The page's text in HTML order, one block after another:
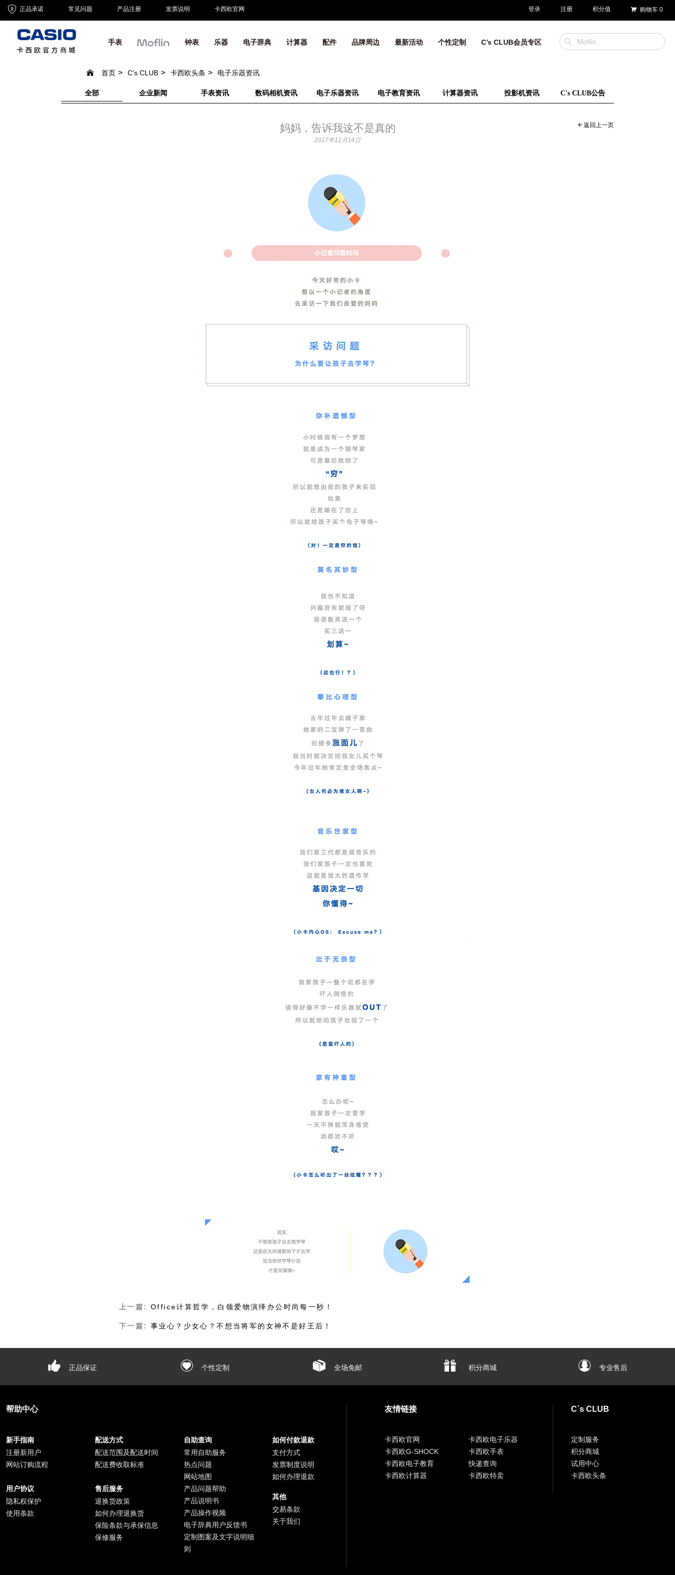
正品承诺 常见问题 产品注册 发票说明 卡西欧官网 登录 注册 积分值 购物车 0
手表 钟表 乐器 电子辞典 计算器 配件 品牌周边 最新活动 个性定制 C’s CLUB会员专区
首页 C's CLUB 卡西欧头条 电子乐器资讯
全部 企业新闻 手表资讯 数码相机资讯 电子乐器资讯 电子教育资讯 计算器资讯 投影机资讯 C's CLUB公告
妈妈，告诉我这不是真的 返回上一页
2017年11月14日
上一篇: Office计算哲学，白领爱物演绎办公时尚每一秒！
下一篇: 事业心？少女心？不想当将军的女神不是好王后！
正品保证 个性定制 全场免邮 积分商城 专业售后
帮助中心
新手指南
注册新用户
网站订购流程
用户协议
隐私权保护
使用条款
配送方式
配送范围及配送时间
配送费收取标准
售后服务
退换货政策
如何办理退换货
保险条款与承保信息
保修服务
自助查询
常用自助服务
热点问题
网站地图
产品问题帮助
产品说明书
产品操作视频
电子辞典用户反馈书
定制图案及文字说明细
则
如何付款退款
支付方式
发票制度说明
如何办理退款
其他
交易条款
关于我们
友情链接
卡西欧官网
卡西欧G-SHOCK
卡西欧电子教育
卡西欧计算器
卡西欧电子乐器
卡西欧手表
快递查询
卡西欧特卖
C`s CLUB
定制服务
积分商城
试用中心
卡西欧头条